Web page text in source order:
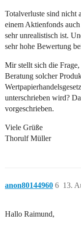
Totalverluste sind nicht
einem Aktienfonds
sehr unrealistisch ist.
sehr hohe Bewertung
Mir stellt sich die
Beratung solcher
unterschrieben wird?
vorgeschrieben.
Viele Grüße
Thorulf Müller
anon80144960 13.
6
Hallo Raimund,